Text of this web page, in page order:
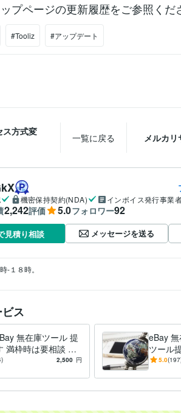
プページの更新履歴をご参照くだ
#Tooliz #アップデート
ス方式変
一覧に戻る メルカリ
機密保持契約(NDA) インボイス発行事業
2,242評価 5.0フォロワー92
見積り相談 メッセージを送る
-１８時。
ス
無在庫ツール 提
満枠時は要相談 フ
イト 高速出品 自動
2,500 円
eBay
ツール
リ、ヤ
5.0